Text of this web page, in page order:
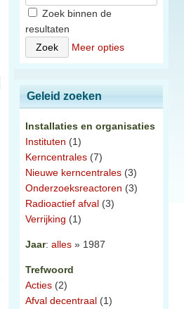
Zoek binnen de
resultaten
Meer opties
Geleid zoeken
Installaties en organisaties
Instituten (1)
Kerncentrales (7)
Nieuwe kerncentrales (3)
Onderzoeksreactoren (3)
Radioactief afval (3)
Verrijking (1)
Jaar: alles » 1987
Trefwoord
Acties (2)
Afval decentraal (1)